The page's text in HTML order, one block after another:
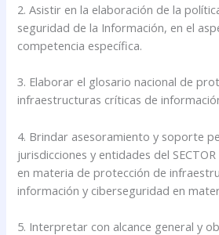
2. Asistir en la elaboración de la
seguridad de la Información, en el
competencia específica.
3. Elaborar el glosario nacional de
infraestructuras críticas de
4. Brindar asesoramiento y soporte
jurisdicciones y entidades del SECTOR
en materia de protección de
información y ciberseguridad en
5. Interpretar con alcance general y